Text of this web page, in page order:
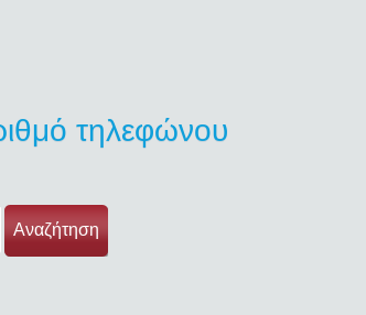
τηλεφώνου
Αναζήτηση